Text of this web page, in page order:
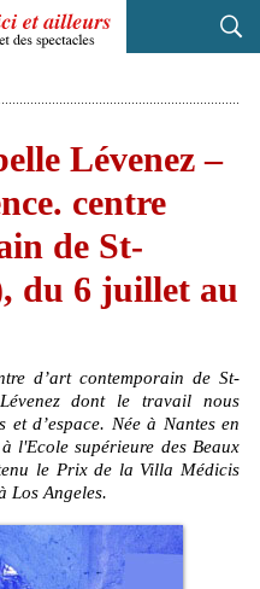
Lévenez –
centre
de St-
du 6 juillet au
d’art contemporain de St-
dont le travail nous
d’espace. Née à Nantes en
l'Ecole supérieure des Beaux
le Prix de la Villa Médicis
Los Angeles.